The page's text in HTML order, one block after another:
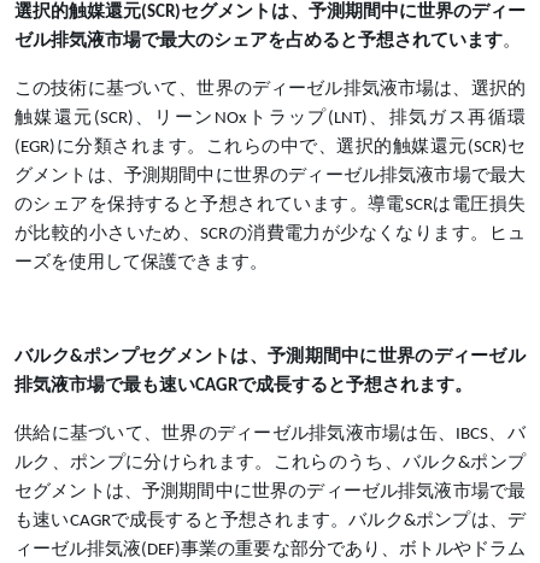
選択的触媒還元(SCR)セグメントは、予測期間中に世界のディー
ゼル排気液市場で最大のシェアを占めると予想されています。
この技術に基づいて、世界のディーゼル排気液市場は、選択的
触媒還元 (SCR)、リーンNOxトラップ(LNT)、排気ガス再循環
(EGR)に分類されます。これらの中で、選択的触媒還元(SCR)セ
グメントは、予測期間中に世界のディーゼル排気液市場で最大
のシェアを保持すると予想されています。導電SCRは電圧損失
が比較的小さいため、SCRの消費電力が少なくなります。ヒュ
ーズを使用して保護できます。
バルク&ポンプセグメントは、予測期間中に世界のディーゼル
排気液市場で最も速いCAGRで成長すると予想されます。
供給に基づいて、世界のディーゼル排気液市場は缶、 IBCS、バ
ルク、ポンプに分けられます。これらのうち、バルク&ポンプ
セグメントは、予測期間中に世界のディーゼル排気液市場で最
も速いCAGRで成長すると予想されます。バルク&ポンプは、デ
ィーゼル排気液(DEF)事業の重要な部分であり、ボトルやドラム